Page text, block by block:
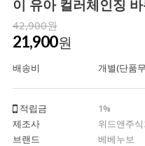
이 유아 컬러체인징
42,900원
21,900원
배송비 개별(단품
적립금
1%
제조사
위드앤주
브랜드
베베누보